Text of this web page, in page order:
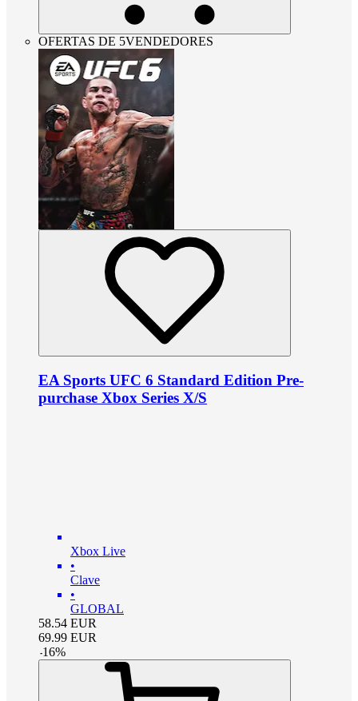
OFERTAS DE 5VENDEDORES
EA Sports UFC 6 Standard Edition Pre-
purchase Xbox Series X/S
Xbox Live
•
Clave
•
GLOBAL
58.54 EUR
69.99 EUR
-16%